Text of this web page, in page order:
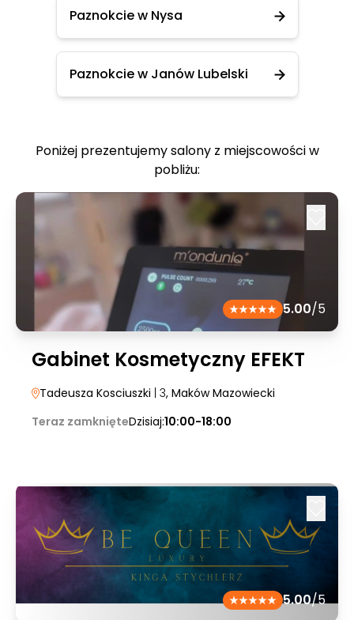
Paznokcie w Nysa
Paznokcie w Janów Lubelski
Poniżej prezentujemy salony z miejscowości w
pobliżu:
5.00/5
Gabinet Kosmetyczny EFEKT
Tadeusza Kosciuszki | 3, Maków Mazowiecki
Teraz zamknięteDzisiaj:10:00-18:00
5.00/5